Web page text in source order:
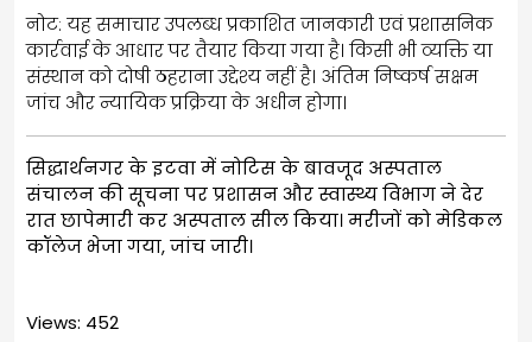
नोट: यह समाचार उपलब्ध प्रकाशित जानकारी एवं प्रशासनिक
कार्रवाई के आधार पर तैयार किया गया है। किसी भी व्यक्ति या
संस्थान को दोषी ठहराना उद्देश्य नहीं है। अंतिम निष्कर्ष सक्षम
जांच और न्यायिक प्रक्रिया के अधीन होगा।
सिद्धार्थनगर के इटवा में नोटिस के बावजूद अस्पताल
संचालन की सूचना पर प्रशासन और स्वास्थ्य विभाग ने देर
रात छापेमारी कर अस्पताल सील किया। मरीजों को मेडिकल
कॉलेज भेजा गया, जांच जारी।
Views: 452